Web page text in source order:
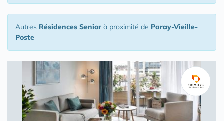
Autres Résidences Senior à proximité de Paray-Vieille-
Poste